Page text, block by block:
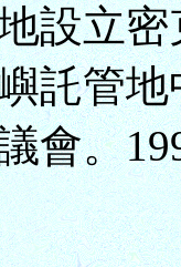
設立
託管
會。